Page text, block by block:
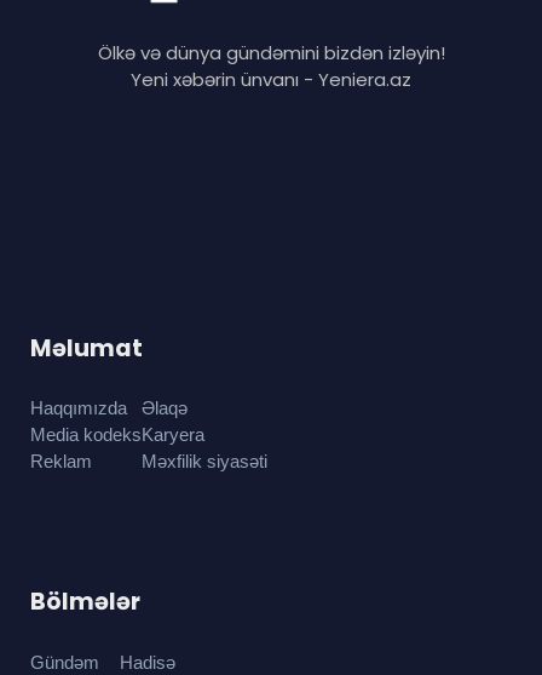
Ölkə və dünya gündəmini bizdən izləyin!
Yeni xəbərin ünvanı - Yeniera.az
Məlumat
Haqqımızda
Media kodeks
Reklam
Əlaqə
Karyera
Məxfilik siyasəti
Bölmələr
Gündəm Hadisə